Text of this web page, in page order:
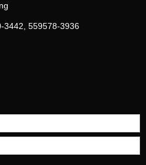
3442, 559578-3936